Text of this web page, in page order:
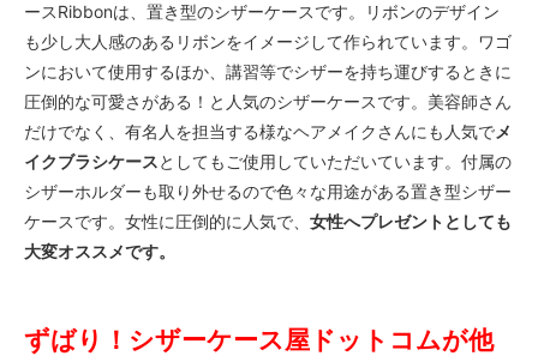
ースRibbonは、置き型のシザーケースです。リボンのデザイン
も少し大人感のあるリボンをイメージして作られています。ワゴ
ンにおいて使用するほか、講習等でシザーを持ち運びするときに
圧倒的な可愛さがある！と人気のシザーケースです。美容師さん
だけでなく、有名人を担当する様なヘアメイクさんにも人気でメ
イクブラシケースとしてもご使用していただいています。付属の
シザーホルダーも取り外せるので色々な用途がある置き型シザー
ケースです。女性に圧倒的に人気で、 女性へプレゼントとしても
大変オススメです。
ずばり！シザーケース屋ドットコムが他